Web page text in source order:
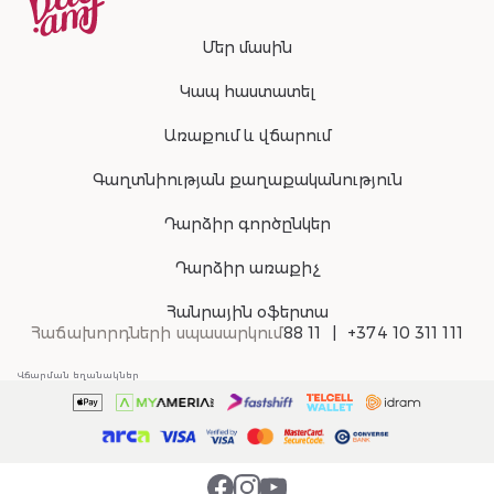
Մեր մասին
Կապ հաստատել
Առաքում և վճարում
Գաղտնիության քաղաքականություն
Դարձիր գործընկեր
Դարձիր առաքիչ
Հանրային օֆերտա
Հաճախորդների սպասարկում88 11 +374 10 311 111
Վճարման եղանակներ